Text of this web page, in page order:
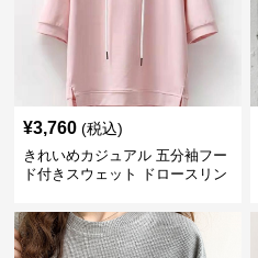
¥3,760 (税込)
きれいめカジュアル 五分袖フー
ド付きスウェット ドロースリン